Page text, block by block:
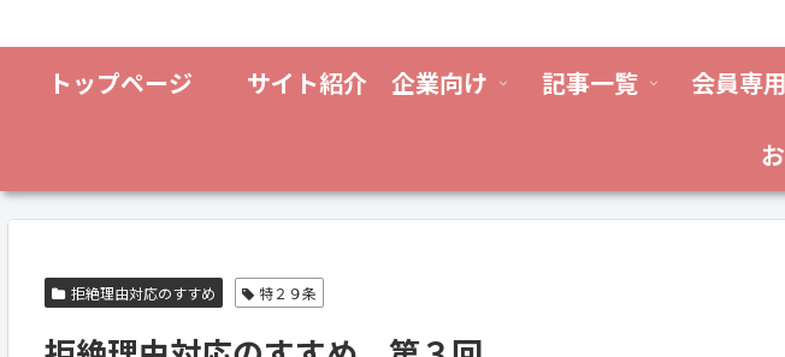
トップページ サイト紹介 企業向け 記事一覧 会員専
拒絶理由対応のすすめ 特２９条